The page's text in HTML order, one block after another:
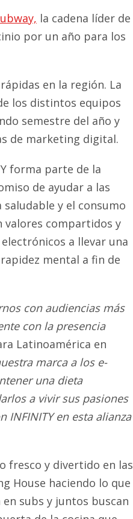
la cadena líder de
por un año para los
en la región. La
los distintos equipos
semestre del año y
de marketing digital.
forma parte de la
de ayudar a las
y el consumo
valores compartidos y
a llevar una
mental a fin de
con audiencias más
con la presencia
Latinoamérica en
marca a los e-
una dieta
a vivir sus pasiones
en esta alianza
fresco y divertido en las
House haciendo lo que
subs y juntos buscan